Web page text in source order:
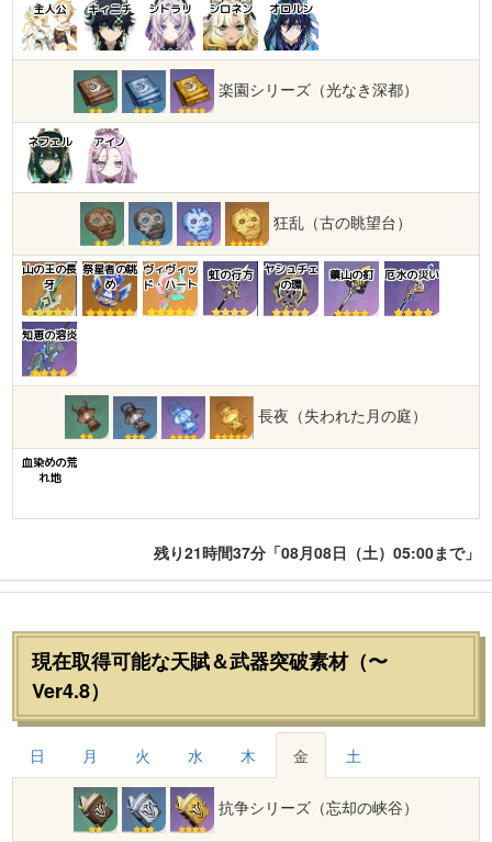
主人公 キィニチ シトラリ シロネン オロルン
楽園シリーズ（光なき深都）
ネフェル アイノ
狂乱（古の眺望台）
山の王の長
牙
祭星者の眺
め
ヴィヴィッ
ド・ハート
虹の行方
ヤシュチェ
の環
鎮山の釘 厄水の災い
知恵の溶炎
長夜（失われた月の庭）
血染めの荒
れ地
残り21時間37分「08月08日（土）05:00まで」
現在取得可能な天賦＆武器突破素材（〜
Ver4.8）
日 月 火 水 木 金 土
抗争シリーズ（忘却の峡谷）